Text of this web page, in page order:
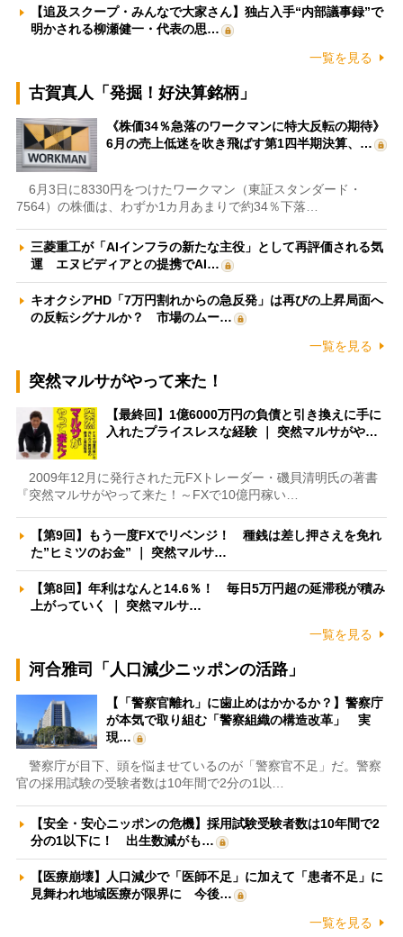
【追及スクープ・みんなで大家さん】独占入手“内部議事録”で
明かされる柳瀬健一・代表の思…
一覧を見る
古賀真人「発掘！好決算銘柄」
《株価34％急落のワークマンに特大反転の期待》
6月の売上低迷を吹き飛ばす第1四半期決算、…
6月3日に8330円をつけたワークマン（東証スタンダード・
7564）の株価は、わずか1カ月あまりで約34％下落…
三菱重工が「AIインフラの新たな主役」として再評価される気
運 エヌビディアとの提携でAI…
キオクシアHD「7万円割れからの急反発」は再びの上昇局面へ
の反転シグナルか？ 市場のムー…
一覧を見る
突然マルサがやって来た！
【最終回】1億6000万円の負債と引き換えに手に
入れたプライスレスな経験 ｜ 突然マルサがや…
2009年12月に発行された元FXトレーダー・磯貝清明氏の著書
『突然マルサがやって来た！～FXで10億円稼い…
【第9回】もう一度FXでリベンジ！ 種銭は差し押さえを免れ
た”ヒミツのお金” ｜ 突然マルサ…
【第8回】年利はなんと14.6％！ 毎日5万円超の延滞税が積み
上がっていく ｜ 突然マルサ…
一覧を見る
河合雅司「人口減少ニッポンの活路」
【「警察官離れ」に歯止めはかかるか？】警察庁
が本気で取り組む「警察組織の構造改革」 実
現…
警察庁が目下、頭を悩ませているのが「警察官不足」だ。警察
官の採用試験の受験者数は10年間で2分の1以…
【安全・安心ニッポンの危機】採用試験受験者数は10年間で2
分の1以下に！ 出生数減がも…
【医療崩壊】人口減少で「医師不足」に加えて「患者不足」に
見舞われ地域医療が限界に 今後…
一覧を見る